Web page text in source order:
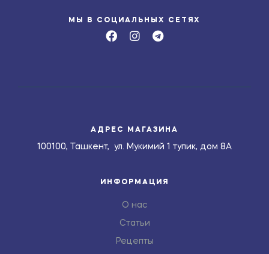
МЫ В СОЦИАЛЬНЫХ СЕТЯХ
АДРЕС МАГАЗИНА
100100, Ташкент, ул. Мукимий 1 тупик, дом 8А
ИНФОРМАЦИЯ
О нас
Статьи
Рецепты